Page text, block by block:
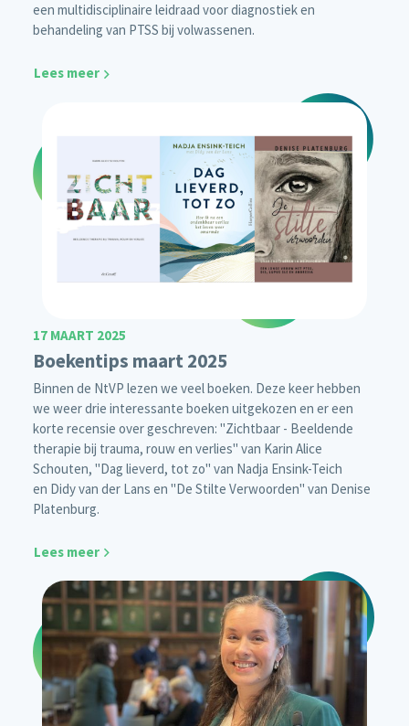
een multidisciplinaire leidraad voor diagnostiek en
behandeling van PTSS bij volwassenen.
Lees meer
17 MAART 2025
Boekentips maart 2025
Binnen de NtVP lezen we veel boeken. Deze keer hebben
we weer drie interessante boeken uitgekozen en er een
korte recensie over geschreven: "Zichtbaar - Beeldende
therapie bij trauma, rouw en verlies" van Karin Alice
Schouten, "Dag lieverd, tot zo" van Nadja Ensink-Teich
en Didy van der Lans en "De Stilte Verwoorden" van Denise
Platenburg.
Lees meer